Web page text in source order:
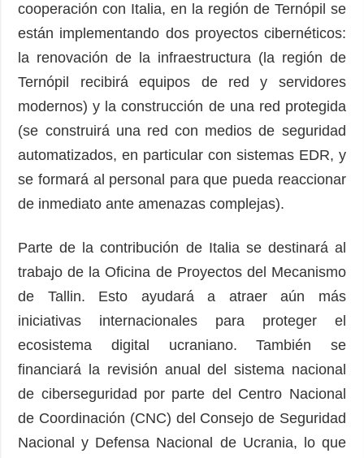
cooperación con Italia, en la región de Ternópil se
están implementando dos proyectos cibernéticos:
la renovación de la infraestructura (la región de
Ternópil recibirá equipos de red y servidores
modernos) y la construcción de una red protegida
(se construirá una red con medios de seguridad
automatizados, en particular con sistemas EDR, y
se formará al personal para que pueda reaccionar
de inmediato ante amenazas complejas).
Parte de la contribución de Italia se destinará al
trabajo de la Oficina de Proyectos del Mecanismo
de Tallin. Esto ayudará a atraer aún más
iniciativas internacionales para proteger el
ecosistema digital ucraniano. También se
financiará la revisión anual del sistema nacional
de ciberseguridad por parte del Centro Nacional
de Coordinación (CNC) del Consejo de Seguridad
Nacional y Defensa Nacional de Ucrania, lo que